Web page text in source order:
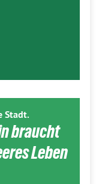
Stadt.
braucht
Leben